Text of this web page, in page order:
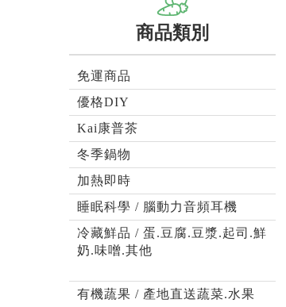
商品類別
免運商品
優格DIY
Kai康普茶
冬季鍋物
加熱即時
睡眠科學 / 腦動力音頻耳機
冷藏鮮品 / 蛋.豆腐.豆漿.起司.鮮
奶.味噌.其他
有機蔬果 / 產地直送蔬菜.水果